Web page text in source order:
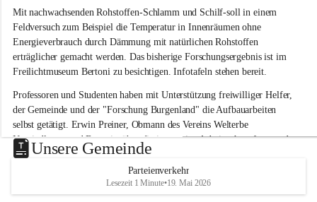
a
m
S
e
e
Mit nachwachsenden Rohstoffen-Schlamm und Schilf-soll in einem
Feldversuch zum Beispiel die Temperatur in Innenräumen ohne
Energieverbrauch durch Dämmung mit natürlichen Rohstoffen
erträglicher gemacht werden. Das bisherige Forschungsergebnis ist im
Freilichtmuseum Bertoni zu besichtigen. Infotafeln stehen bereit.
Professoren und Studenten haben mit Unterstützung freiwilliger Helfer,
der Gemeinde und der "Forschung Burgenland" die Aufbauarbeiten
selbst getätigt. Erwin Preiner, Obmann des Vereins Welterbe
Neusiedlersee und Bgm. ist über die innovative Arbeit sehr erfreut und
hofft auf baldige praktische Anwendung der Forschungsergebnisse.
Gerade in Zeiten des Klimawandels ist jede technologische Innovation
wichtig!
Unsere Gemeinde
Parteienverkehr
Lesezeit 1 Minute•19. Mai 2026